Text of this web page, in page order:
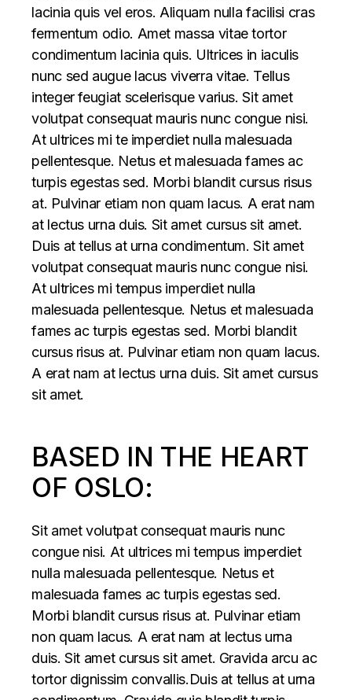
lacinia quis vel eros. Aliquam nulla facilisi cras
fermentum odio. Amet massa vitae tortor
condimentum lacinia quis. Ultrices in iaculis
nunc sed augue lacus viverra vitae. Tellus
integer feugiat scelerisque varius. Sit amet
volutpat consequat mauris nunc congue nisi.
At ultrices mi te imperdiet nulla malesuada
pellentesque. Netus et malesuada fames ac
turpis egestas sed. Morbi blandit cursus risus
at. Pulvinar etiam non quam lacus. A erat nam
at lectus urna duis. Sit amet cursus sit amet.
Duis at tellus at urna condimentum. Sit amet
volutpat consequat mauris nunc congue nisi.
At ultrices mi tempus imperdiet nulla
malesuada pellentesque. Netus et malesuada
fames ac turpis egestas sed. Morbi blandit
cursus risus at. Pulvinar etiam non quam lacus.
A erat nam at lectus urna duis. Sit amet cursus
sit amet.
BASED IN THE HEART
OF OSLO:
Sit amet volutpat consequat mauris nunc
congue nisi. At ultrices mi tempus imperdiet
nulla malesuada pellentesque. Netus et
malesuada fames ac turpis egestas sed.
Morbi blandit cursus risus at. Pulvinar etiam
non quam lacus. A erat nam at lectus urna
duis. Sit amet cursus sit amet. Gravida arcu ac
tortor dignissim convallis.Duis at tellus at urna